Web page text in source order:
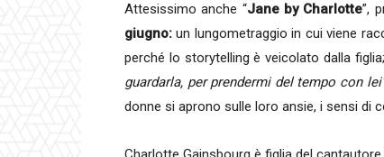
Attesissimo anche “Jane by Charlotte”,
giugno: un lungometraggio in cui viene
perché lo storytelling è veicolato dalla
guardarla, per prendermi del tempo con
donne si aprono sulle loro ansie, i sensi di